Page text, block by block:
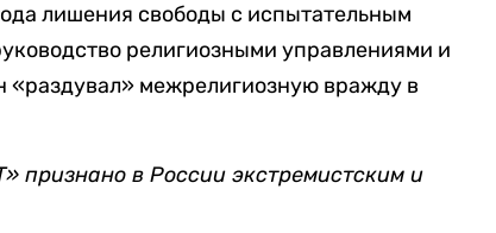
лишения свободы с испытательным
религиозными управлениями и
«раздувал» межрелигиозную вражду в
признано в России экстремистским и